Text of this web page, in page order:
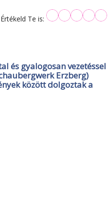
Értékeld Te is:
és gyalogosan vezetéssel
Erzberg)
között dolgoztak a